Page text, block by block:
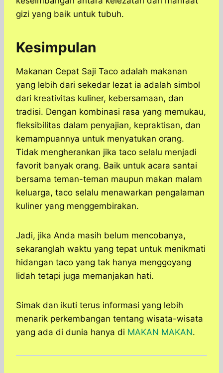
gizi yang baik untuk tubuh.
Kesimpulan
Makanan Cepat Saji Taco adalah makanan
yang lebih dari sekedar lezat ia adalah simbol
dari kreativitas kuliner, kebersamaan, dan
tradisi. Dengan kombinasi rasa yang memukau,
fleksibilitas dalam penyajian, kepraktisan, dan
kemampuannya untuk menyatukan orang.
Tidak mengherankan jika taco selalu menjadi
favorit banyak orang. Baik untuk acara santai
bersama teman-teman maupun makan malam
keluarga, taco selalu menawarkan pengalaman
kuliner yang menggembirakan.
Jadi, jika Anda masih belum mencobanya,
sekaranglah waktu yang tepat untuk menikmati
hidangan taco yang tak hanya menggoyang
lidah tetapi juga memanjakan hati.
Simak dan ikuti terus informasi yang lebih
menarik perkembangan tentang wisata-wisata
yang ada di dunia hanya di MAKAN MAKAN.